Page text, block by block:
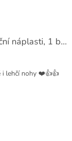
KINOKI SC1006 Detoxikační náplasti, 1 balení - 10 ks
i lehčí nohy ❤️👍👍